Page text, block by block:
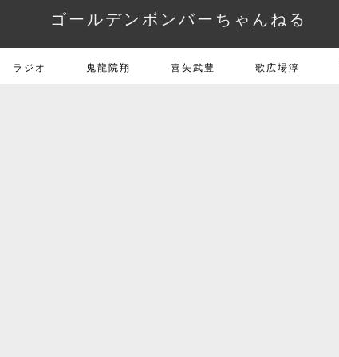
ゴールデンボンバーちゃんねる
ラジオ 鬼龍院翔 喜矢武豊 歌広場淳